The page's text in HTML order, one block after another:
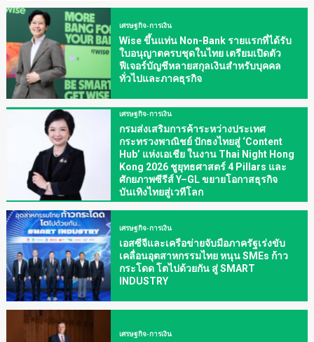
เศรษฐกิจ-การเงิน
Wise ขึ้นแท่น Non-Bank รายแรกที่ได้รับ
ใบอนุญาตครบชุดในไทย เตรียมเปิดตัว
ฟีเจอร์บัญชีหลายสกุลเงินสำหรับบุคคล
ทั่วไปและภาคธุรกิจ
เศรษฐกิจ-การเงิน
กรมส่งเสริมการค้าระหว่างประเทศ
กระทรวงพาณิชย์ ปักธงไทยสู่ ‘Content
Hub’ แห่งเอเชีย ในงาน Thai Night Hong
Kong 2026 ชูยุทธศาสตร์ 4 Pillars และ
ศักยภาพซีรีส์ Y–GL ขยายโอกาสธุรกิจ
บันเทิงไทยสู่เวทีโลก
เศรษฐกิจ-การเงิน
เอสซีจีและเครือข่ายจับมือภาครัฐเร่งขับ
เคลื่อนอุตสาหกรรมไทย หนุน SMEs ก้าว
กระโดด โตไปด้วยกัน สู่ SMART
INDUSTRY
เศรษฐกิจ-การเงิน